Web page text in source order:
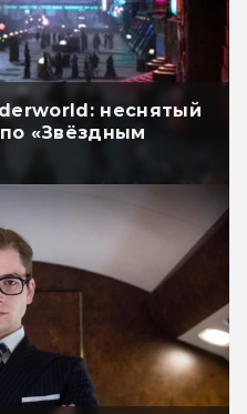
неснятый
«Звёздным